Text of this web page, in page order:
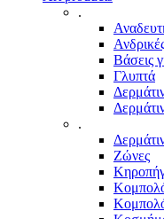
.
Βάσεις
Γλυπτά
.
Ζώνες